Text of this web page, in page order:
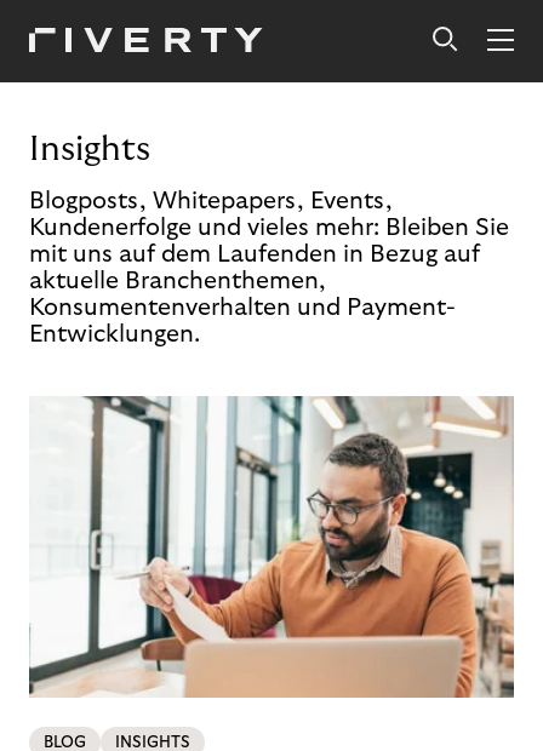
Insights
Blogposts, Whitepapers, Events,
Kundenerfolge und vieles mehr: Bleiben Sie
mit uns auf dem Laufenden in Bezug auf
aktuelle Branchenthemen,
Konsumentenverhalten und Payment-
Entwicklungen.
BLOG INSIGHTS